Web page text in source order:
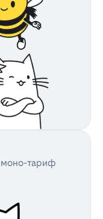
моно-тариф